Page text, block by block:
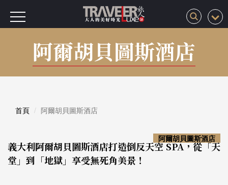
阿爾胡貝圖斯酒店
首頁 阿爾胡貝圖斯酒店
義大利阿爾胡貝圖斯酒店打造倒反天空 SPA，從「天
堂」到「地獄」享受無死角美景！
阿爾胡貝圖斯酒店